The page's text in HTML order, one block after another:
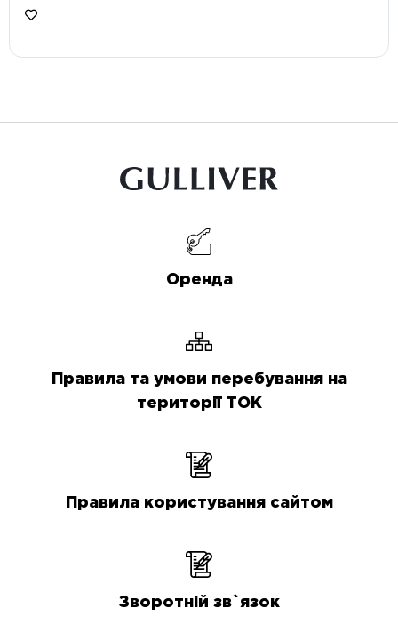
Оренда
Правила та умови перебування на
території ТОК
Правила користування сайтом
Зворотній зв`язок